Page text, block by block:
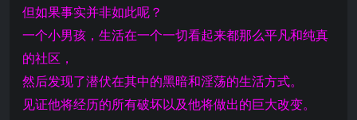
但如果事实并非如此呢？
一个小男孩，生活在一个一切看起来都那么平凡和纯真
的社区，
然后发现了潜伏在其中的黑暗和淫荡的生活方式。
见证他将经历的所有破坏以及他将做出的巨大改变。